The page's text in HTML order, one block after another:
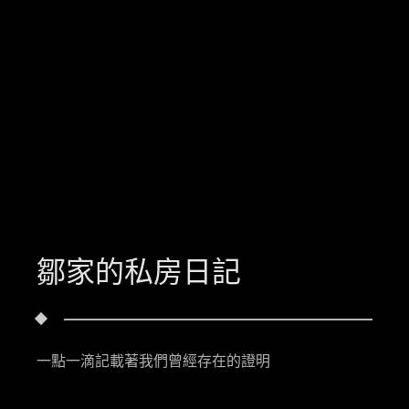
鄒家的私房日記
一點一滴記載著我們曾經存在的證明